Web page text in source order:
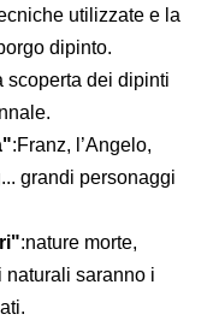
utilizzate e la
dipinto.
scoperta dei dipinti
:Franz, l’Angelo,
grandi personaggi
:nature morte,
naturali saranno i